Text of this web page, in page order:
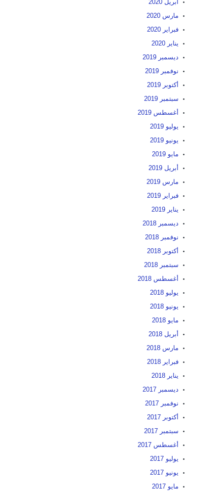
أبريل 2020
مارس 2020
فبراير 2020
يناير 2020
ديسمبر 2019
نوفمبر 2019
أكتوبر 2019
سبتمبر 2019
أغسطس 2019
يوليو 2019
يونيو 2019
مايو 2019
أبريل 2019
مارس 2019
فبراير 2019
يناير 2019
ديسمبر 2018
نوفمبر 2018
أكتوبر 2018
سبتمبر 2018
أغسطس 2018
يوليو 2018
يونيو 2018
مايو 2018
أبريل 2018
مارس 2018
فبراير 2018
يناير 2018
ديسمبر 2017
نوفمبر 2017
أكتوبر 2017
سبتمبر 2017
أغسطس 2017
يوليو 2017
يونيو 2017
مايو 2017